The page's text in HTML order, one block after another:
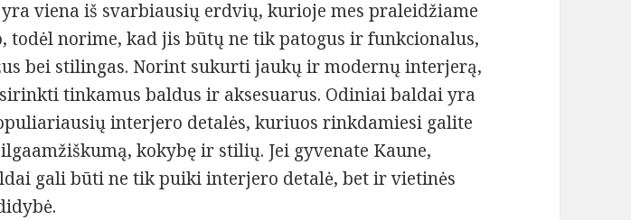
viena iš svarbiausių erdvių, kurioje mes praleidžiame
todėl norime, kad jis būtų ne tik patogus ir funkcionalus,
bei stilingas. Norint sukurti jaukų ir modernų interjerą,
tinkamus baldus ir aksesuarus. Odiniai baldai yra
interjero detalės, kuriuos rinkdamiesi galite
kokybę ir stilių. Jei gyvenate Kaune,
gali būti ne tik puiki interjero detalė, bet ir vietinės